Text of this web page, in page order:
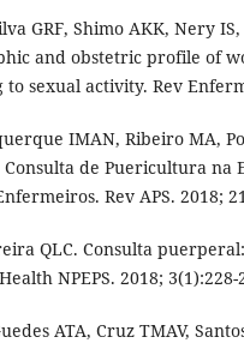
GRF, Shimo AKK, Nery
and obstetric profile of
sexual activity. Rev
IMAN, Ribeiro MA,
de Puericultura na
Rev APS. 2018;
QLC. Consulta
NPEPS. 2018; 3(1):228-
ATA, Cruz TMAV,